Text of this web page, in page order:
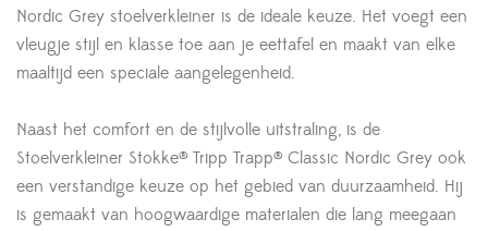
Nordic Grey stoelverkleiner is de ideale keuze. Het voegt een
vleugje stijl en klasse toe aan je eettafel en maakt van elke
maaltijd een speciale aangelegenheid.
Naast het comfort en de stijlvolle uitstraling, is de
Stoelverkleiner Stokke® Tripp Trapp® Classic Nordic Grey ook
een verstandige keuze op het gebied van duurzaamheid. Hij
is gemaakt van hoogwaardige materialen die lang meegaan